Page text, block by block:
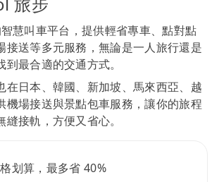
慧叫車平台，提供輕省專車、點對點
接送等多元服務，無論是一人旅行還是
最合適的交通方式。
在日本、韓國、新加坡、馬來西亞、越
機場接送與景點包車服務，讓你的旅程
接軌，方便又省心。
划算，最多省 40%